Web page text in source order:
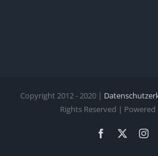
Copyright 2012 - 2020 |
Rights Reserved | Powered
Facebook